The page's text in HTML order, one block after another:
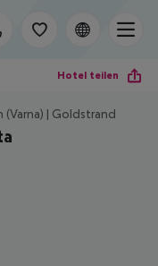
Hotel teilen
(Varna) | Goldstrand